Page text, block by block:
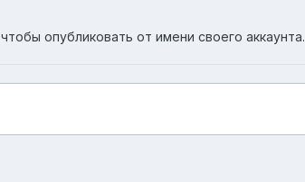
, чтобы опубликовать от имени своего аккаунта.